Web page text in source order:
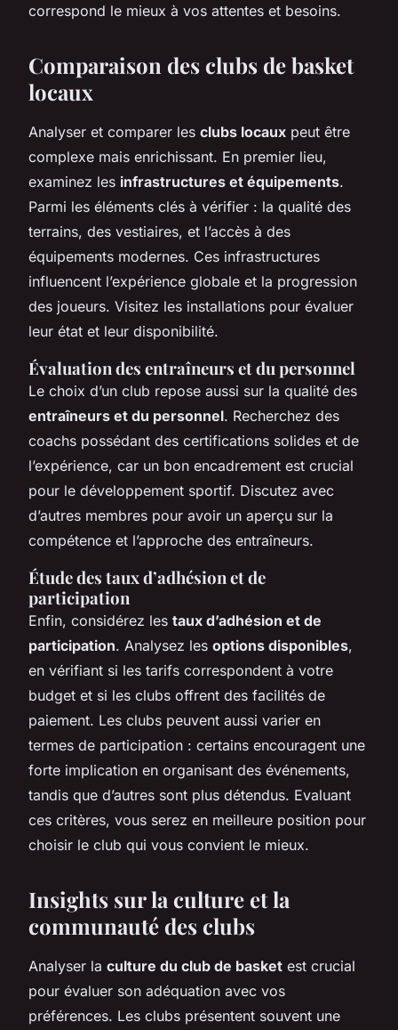
correspond le mieux à vos attentes et besoins.
Comparaison des clubs de basket
locaux
Analyser et comparer les clubs locaux peut être
complexe mais enrichissant. En premier lieu,
examinez les infrastructures et équipements.
Parmi les éléments clés à vérifier : la qualité des
terrains, des vestiaires, et l’accès à des
équipements modernes. Ces infrastructures
influencent l’expérience globale et la progression
des joueurs. Visitez les installations pour évaluer
leur état et leur disponibilité.
Évaluation des entraîneurs et du personnel
Le choix d’un club repose aussi sur la qualité des
entraîneurs et du personnel. Recherchez des
coachs possédant des certifications solides et de
l’expérience, car un bon encadrement est crucial
pour le développement sportif. Discutez avec
d’autres membres pour avoir un aperçu sur la
compétence et l’approche des entraîneurs.
Étude des taux d’adhésion et de
participation
Enfin, considérez les taux d’adhésion et de
participation. Analysez les options disponibles,
en vérifiant si les tarifs correspondent à votre
budget et si les clubs offrent des facilités de
paiement. Les clubs peuvent aussi varier en
termes de participation : certains encouragent une
forte implication en organisant des événements,
tandis que d’autres sont plus détendus. Evaluant
ces critères, vous serez en meilleure position pour
choisir le club qui vous convient le mieux.
Insights sur la culture et la
communauté des clubs
Analyser la culture du club de basket est crucial
pour évaluer son adéquation avec vos
préférences. Les clubs présentent souvent une